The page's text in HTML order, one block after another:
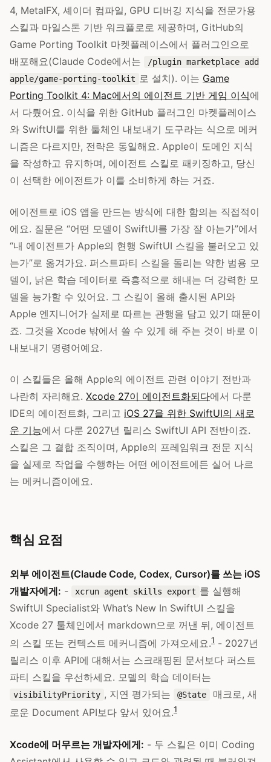
4, MetalFX, 셰이더 컴파일, GPU 디버깅 지식을 전문가용
스킬과 마일스톤 기반 워크플로로 제공하며, GitHub의
Game Porting Toolkit 마켓플레이스에서 플러그인으로
배포해요(Claude Code에서는
/plugin marketplace add
apple/game-porting-toolkit
로 설치). 이는 Game
Porting Toolkit 4: Mac에서의 에이전트 기반 게임 이식에
서 다뤘어요. 이식을 위한 GitHub 플러그인 마켓플레이스
와 SwiftUI를 위한 툴체인 내보내기 도구라는 식으로 메커
니즘은 다르지만, 전략은 동일해요. Apple이 도메인 지식
을 작성하고 유지하며, 에이전트 스킬로 패키징하고, 당신
이 선택한 에이전트가 이를 소비하게 하는 거죠.
에이전트로 iOS 앱을 만드는 방식에 대한 함의는 직접적이
에요. 질문은 “어떤 모델이 SwiftUI를 가장 잘 아는가”에서
“내 에이전트가 Apple의 현행 SwiftUI 스킬을 불러오고 있
는가”로 옮겨가요. 퍼스트파티 스킬을 돌리는 약한 범용 모
델이, 낡은 학습 데이터로 즉흥적으로 해내는 더 강력한 모
델을 능가할 수 있어요. 그 스킬이 올해 출시된 API와
Apple 엔지니어가 실제로 따르는 관행을 담고 있기 때문이
죠. 그것을 Xcode 밖에서 쓸 수 있게 해 주는 것이 바로 이
내보내기 명령어예요.
이 스킬들은 올해 Apple의 에이전트 관련 이야기 전반과
나란히 자리해요. Xcode 27이 에이전트화되다에서 다룬
IDE의 에이전트화, 그리고 iOS 27을 위한 SwiftUI의 새로
운 기능에서 다룬 2027년 릴리스 SwiftUI API 전반이죠.
스킬은 그 결합 조직이며, Apple의 프레임워크 전문 지식
을 실제로 작업을 수행하는 어떤 에이전트에든 실어 나르
는 메커니즘이에요.
핵심 요점
외부 에이전트(Claude Code, Codex, Cursor)를 쓰는 iOS
개발자에게: - xcrun agent skills export 를 실행해
SwiftUI Specialist와 What’s New In SwiftUI 스킬을
Xcode 27 툴체인에서 markdown으로 꺼낸 뒤, 에이전트
의 스킬 또는 컨텍스트 메커니즘에 가져오세요.1 - 2027년
릴리스 이후 API에 대해서는 스크래핑된 문서보다 퍼스트
파티 스킬을 우선하세요. 모델의 학습 데이터는
visibilityPriority , 지연 평가되는 @State
매크로, 새
로운 Document API보다 앞서 있어요.1
Xcode에 머무르는 개발자에게: - 두 스킬은 이미 Coding